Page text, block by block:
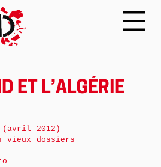
ET L’ALGÉRIE
2012)
vieux dossiers